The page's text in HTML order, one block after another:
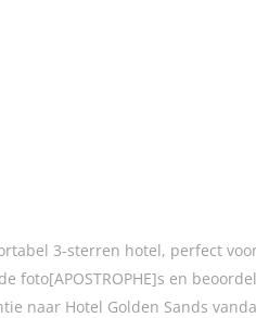
3-sterren hotel, perfect
en
naar Hotel Golden Sands